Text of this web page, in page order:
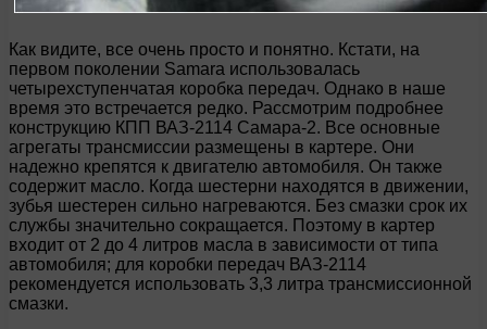
Как видите, все очень просто и понятно. Кстати, на
первом поколении Samara использовалась
четырехступенчатая коробка передач. Однако в наше
время это встречается редко. Рассмотрим подробнее
конструкцию КПП ВАЗ-2114 Самара-2. Все основные
агрегаты трансмиссии размещены в картере. Они
надежно крепятся к двигателю автомобиля. Он также
содержит масло. Когда шестерни находятся в движении,
зубья шестерен сильно нагреваются. Без смазки срок их
службы значительно сокращается. Поэтому в картер
входит от 2 до 4 литров масла в зависимости от типа
автомобиля; для коробки передач ВАЗ-2114
рекомендуется использовать 3,3 литра трансмиссионной
смазки.